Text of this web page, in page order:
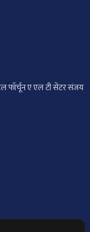
फॉर्चून ए एल टी सेंटर संजय